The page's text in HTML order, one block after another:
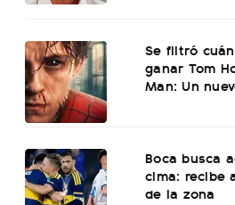
Se filtró
ganar Tom
Man: Un
Boca busca
cima: recibe
de la zona